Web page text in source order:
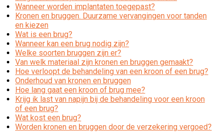
Wanneer worden implantaten toegepast?
Kronen en bruggen. Duurzame vervangingen voor tanden
en kiezen
Wat is een brug?
Wanneer kan een brug nodig zijn?
Welke soorten bruggen zijn er?
Van welk materiaal zijn kronen en bruggen gemaakt?
Hoe verloopt de behandeling van een kroon of een brug?
Onderhoud van kronen en bruggen
Hoe lang gaat een kroon of brug mee?
Krijg ik last van napijn bij de behandeling voor een kroon
of een brug?
Wat kost een brug?
Worden kronen en bruggen door de verzekering vergoed?